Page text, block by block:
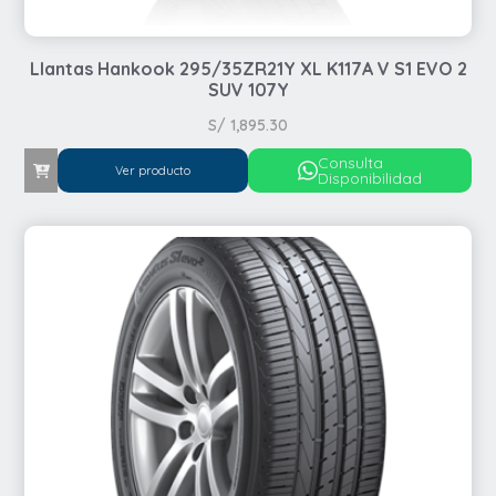
Llantas Hankook 295/35ZR21Y XL K117A V S1 EVO 2
SUV 107Y
S/ 1,895.30
Ver producto Consulta
Disponibilidad